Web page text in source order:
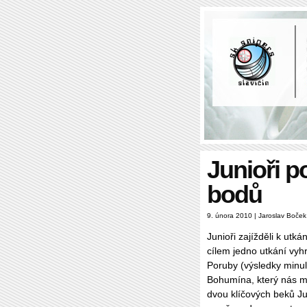
Junioři
bodů
9. února 2010 | Jaroslav
Junioři zajížděli k
cílem jedno utkání
Poruby (výsledky
Bohumína, který nás
dvou klíčových beků